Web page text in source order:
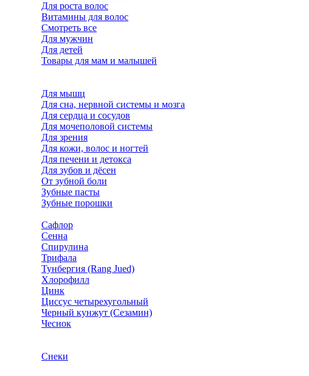
Для роста волос
Витамины для волос
Смотреть все
Для мужчин
Для детей
Товары для мам и малышей
Для мышц
Для сна, нервной системы и мозга
Для сердца и сосудов
Для мочеполовой системы
Для зрения
Для кожи, волос и ногтей
Для печени и детокса
Для зубов и дёсен
От зубной боли
Зубные пасты
Зубные порошки
Сафлор
Сенна
Спирулина
Трифала
Тунбергия (Rang Jued)
Хлорофилл
Цинк
Циссус четырехугольный
Черный кунжут (Сезамин)
Чеснок
Снеки